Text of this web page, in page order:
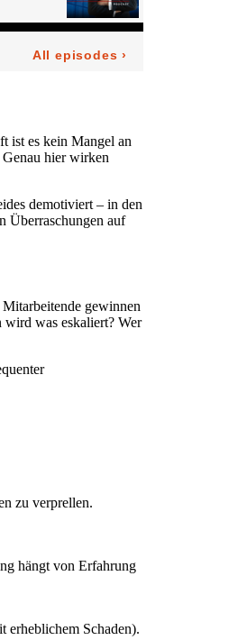
ist es kein Mangel an
hier wirken
demotiviert – in den
Überraschungen auf
gewinnen
wird was eskaliert? Wer
zu verprellen.
hängt von Erfahrung
erheblichem Schaden).